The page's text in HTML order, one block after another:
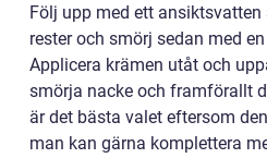
Följ upp med ett
rester och smörj sedan med
Applicera krämen utåt och
smörja nacke och framförallt
är det bästa valet eftersom
man kan gärna komplettera